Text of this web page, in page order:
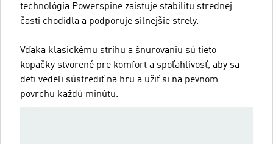
technológia Powerspine zaisťuje stabilitu strednej
časti chodidla a podporuje silnejšie strely.
Vďaka klasickému strihu a šnurovaniu sú tieto
kopačky stvorené pre komfort a spoľahlivosť, aby sa
deti vedeli sústrediť na hru a užiť si na pevnom
povrchu každú minútu.